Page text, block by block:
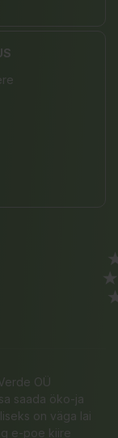
OÜ
saada öko-ja
on väga lai
e-poe kiire